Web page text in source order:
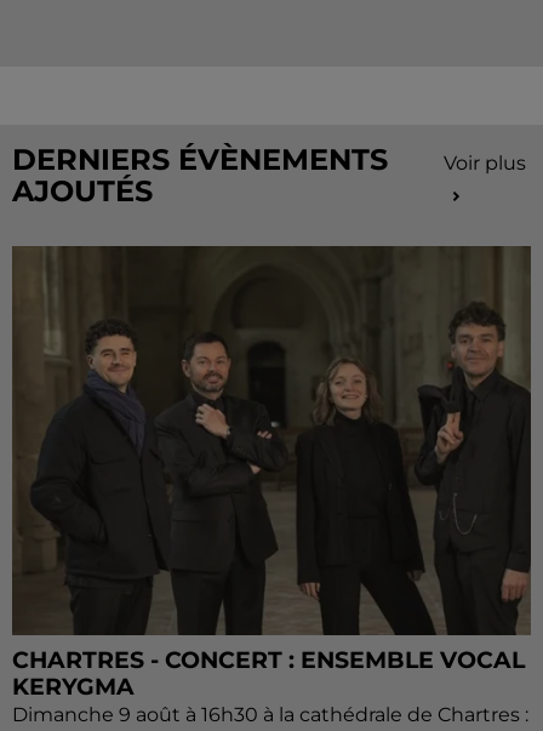
DERNIERS ÉVÈNEMENTS
AJOUTÉS
Voir plus
CHARTRES - CONCERT : ENSEMBLE VOCAL
KERYGMA
Dimanche 9 août à 16h30 à la cathédrale de Chartres :